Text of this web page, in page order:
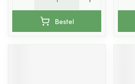
Bestel